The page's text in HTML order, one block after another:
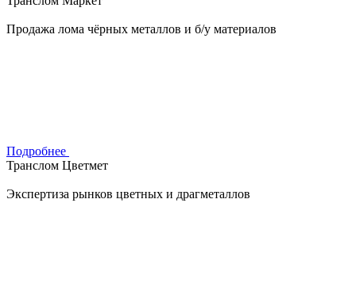
Продажа лома чёрных металлов и б/у материалов
Подробнее
Транслом Цветмет
Экспертиза рынков цветных и драгметаллов